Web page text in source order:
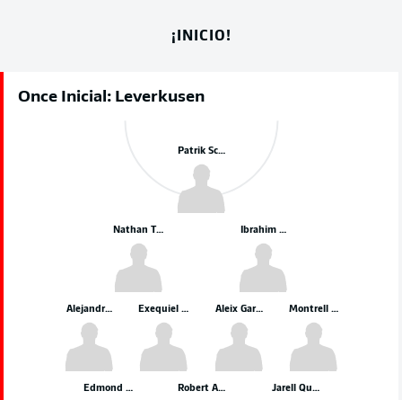
¡INICIO!
Once Inicial: Leverkusen
Jarell Quansah
Edmond Tapsoba
Alejandro Grimaldo
Robert Andrich
Aleix García
Exequiel Palacios
Ibrahim Maza
Patrik Schick
Nathan Tella
Montrell Culbreath